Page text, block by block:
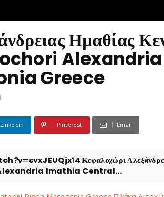
Ημαθίας
Greece
Linkedin Pinterest Email
Κεφαλοχώρι
Alexandria Imathia Central...